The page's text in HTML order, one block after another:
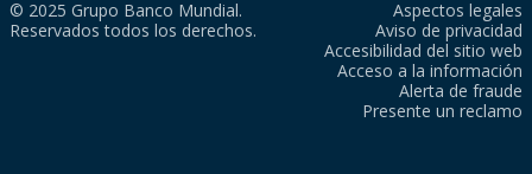
© 2025 Grupo Banco Mundial.
Reservados todos los derechos.
Aspectos legales
Aviso de privacidad
Accesibilidad del sitio web
Acceso a la información
Alerta de fraude
Presente un reclamo